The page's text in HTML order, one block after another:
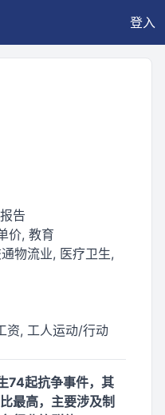
登入
告
价, 教育
物流业, 医疗卫生,
资, 工人运动/行动
74起抗争事件，其
最高，主要涉及制